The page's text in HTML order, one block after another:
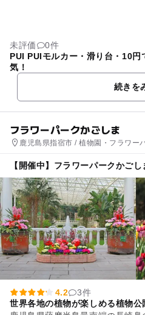
未評価
0件
PUI PUIモルカー・滑り台・10円
気！
続きを
フラワーパークかごしま
鹿児島県指宿市 / 植物園・フラワー
【開催中】フラワーパークかご
4.2
3件
世界各地の植物が楽しめる植物公